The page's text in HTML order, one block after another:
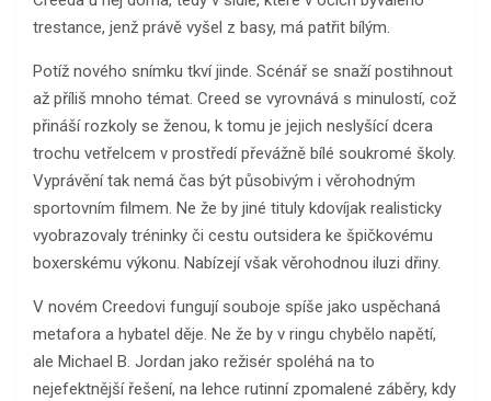
trestance, jenž právě vyšel z basy, má patřit bílým.
Potíž nového snímku tkví jinde. Scénář se snaží postihnout
až příliš mnoho témat. Creed se vyrovnává s minulostí, což
přináší rozkoly se ženou, k tomu je jejich neslyšící dcera
trochu vetřelcem v prostředí převážně bílé soukromé školy.
Vyprávění tak nemá čas být působivým i věrohodným
sportovním filmem. Ne že by jiné tituly kdovíjak realisticky
vyobrazovaly tréninky či cestu outsidera ke špičkovému
boxerskému výkonu. Nabízejí však věrohodnou iluzi dřiny.
V novém Creedovi fungují souboje spíše jako uspěchaná
metafora a hybatel děje. Ne že by v ringu chybělo napětí,
ale Michael B. Jordan jako režisér spoléhá na to
nejefektnější řešení, na lehce rutinní zpomalené záběry, kdy